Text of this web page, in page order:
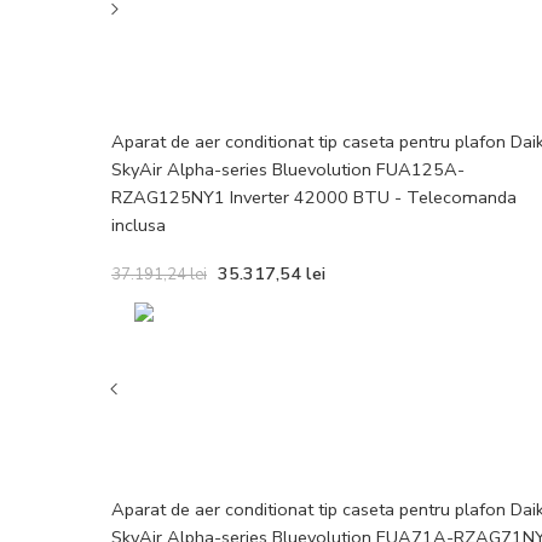
Aparat de aer conditionat tip caseta pentru plafon
SkyAir Alpha-series Bluevolution FUA125A-
RZAG125NY1 Inverter 42000 BTU - Telecomanda
inclusa
37.191,24lei 35.317,54 lei
Aparat de aer conditionat tip caseta pentru plafon
SkyAir Alpha-series Bluevolution FUA71A-